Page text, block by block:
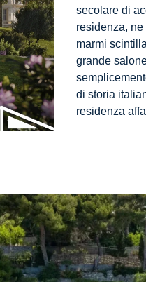
secolare di
residenza,
marmi
grande
di storia
residenza